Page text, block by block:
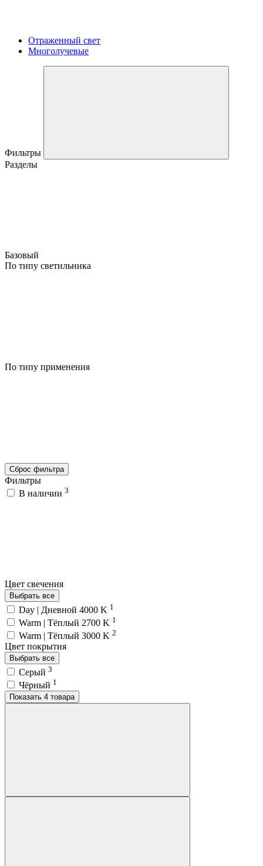
Отраженный свет
Многолучевые
Фильтры
Разделы
Базовый
По типу светильника
По типу применения
Сброс фильтра
Фильтры
В наличии 3
Цвет свечения
Выбрать все
Day | Дневной 4000 K 1
Warm | Тёплый 2700 K 1
Warm | Тёплый 3000 K 2
Цвет покрытия
Выбрать все
Серый 3
Чёрный 1
Показать 4 товара